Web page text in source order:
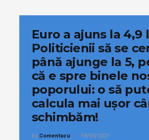
Euro a ajuns la 4,9
Politicienii să se
până ajunge la 5,
că e spre binele
poporului: o să
calcula mai ușor
schimbăm!
by Comentacu 18/03/2021